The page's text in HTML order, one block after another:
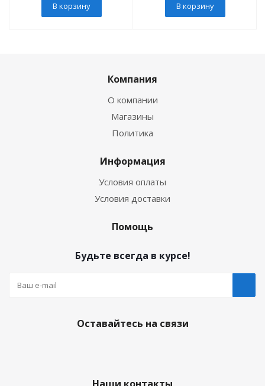
В корзину В корзину
Компания
О компании
Магазины
Политика
Информация
Условия оплаты
Условия доставки
Помощь
Будьте всегда в курсе!
Оставайтесь на связи